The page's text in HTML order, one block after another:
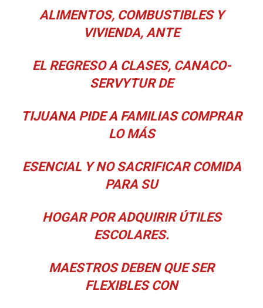
ALIMENTOS, COMBUSTIBLES Y
VIVIENDA, ANTE
EL REGRESO A CLASES, CANACO-
SERVYTUR DE
TIJUANA PIDE A FAMILIAS COMPRAR
LO MÁS
ESENCIAL Y NO SACRIFICAR COMIDA
PARA SU
HOGAR POR ADQUIRIR ÚTILES
ESCOLARES.
MAESTROS DEBEN QUE SER
FLEXIBLES CON